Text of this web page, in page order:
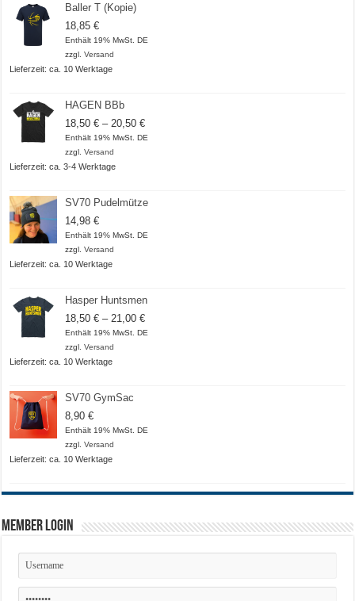
Baller T (Kopie)
18,85€
Enthält 19% MwSt. DE
zzgl.Versand
Lieferzeit: ca. 10 Werktage
HAGEN BBb
18,50€ – 20,50€Preisspanne:
18,50 €
Enthält 19% MwSt. DE
zzgl.Versand
Lieferzeit: ca. 3-4 Werktage
SV70 Pudelmütze
14,98€
Enthält 19% MwSt. DE
zzgl.Versand
Lieferzeit: ca. 10 Werktage
Hasper Huntsmen
18,50€ – 21,00€Preisspanne:
18,50 €
Enthält 19% MwSt. DE
zzgl.Versand
Lieferzeit: ca. 10 Werktage
SV70 GymSac
8,90€
Enthält 19% MwSt. DE
zzgl.Versand
Lieferzeit: ca. 10 Werktage
Member Login